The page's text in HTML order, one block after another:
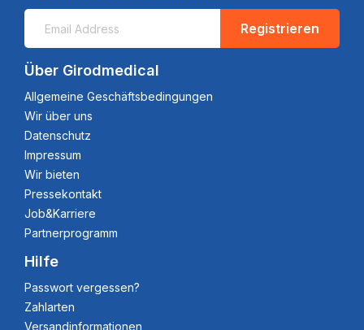
Registrieren
Über Girodmedical
Allgemeine Geschäftsbedingungen
Wir über uns
Datenschutz
Impressum
Wir bieten
Pressekontakt
Job&Karriere
Partnerprogramm
Hilfe
Passwort vergessen?
Zahlarten
Versandinformationen